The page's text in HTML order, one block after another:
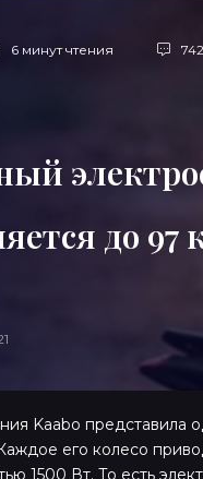
6 минут чтения 742
до
Kaabo представила
его колесо
1500 Вт. То есть